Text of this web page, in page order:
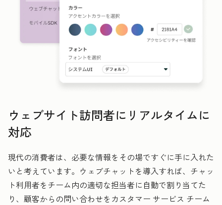
ウェブサイト訪問者にリアルタイムに
対応
現代の消費者は、必要な情報をその場ですぐに手に入れた
いと考えています。ウェブチャットを導入すれば、チャッ
ト利用者をチーム内の適切な担当者に自動で割り当てた
り、顧客からの問い合わせをカスタマー サービス チーム